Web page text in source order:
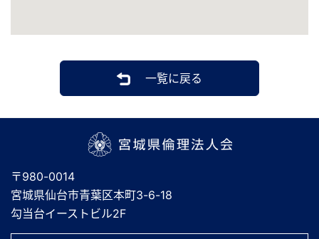
一覧に戻る
〒980-0014
宮城県仙台市青葉区本町3-6-18
勾当台イーストビル2F